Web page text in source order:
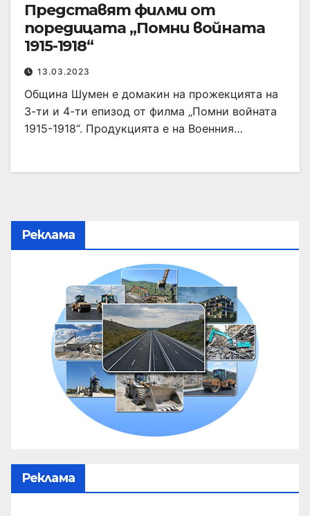
Представят филми от
поредицата „Помни войната
1915-1918“
13.03.2023
Община Шумен е домакин на прожекцията на
3-ти и 4-ти епизод от филма „Помни войната
1915-1918“. Продукцията е на Военния…
Реклама
Реклама